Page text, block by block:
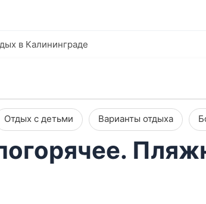
в Калининграде
Отдых с детьми Варианты отдыха